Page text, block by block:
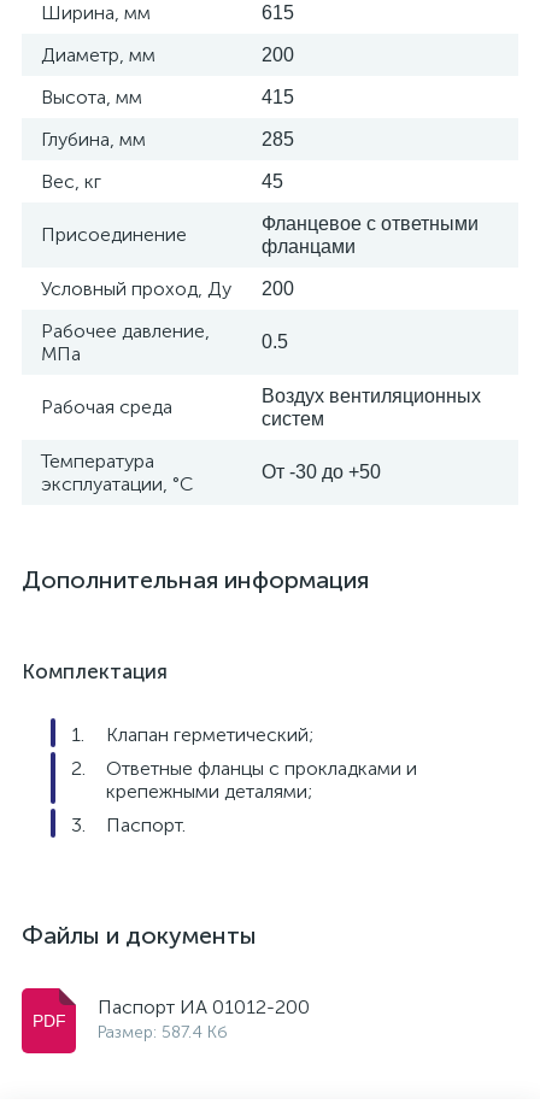
Ширина, мм 615
Диаметр, мм 200
Высота, мм 415
Глубина, мм 285
Вес, кг 45
Присоединение
Фланцевое с ответными
фланцами
Условный проход, Ду 200
Рабочее давление,
МПа
0.5
Рабочая среда
Воздух вентиляционных
систем
Температура
эксплуатации, °C
От -30 до +50
Дополнительная информация
Комплектация
Клапан герметический;
Ответные фланцы с прокладками и
крепежными деталями;
Паспорт.
Файлы и документы
Паспорт ИА 01012-200
Размер: 587.4 Кб